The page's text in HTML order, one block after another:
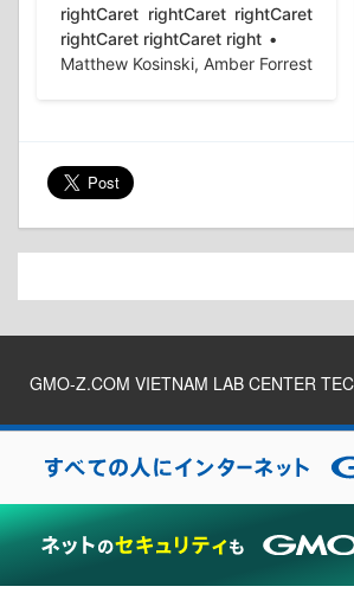
rightCaret rightCaret rightCaret
rightCaret rightCaret right
Matthew Kosinski, Amber Forrest
GMO-Z.COM VIETNAM LAB CENTER
2026